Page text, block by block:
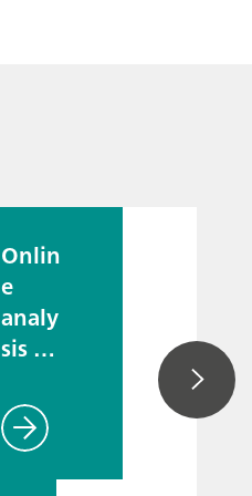
Onlin
e
analy
sis of
ic
additi
ves in